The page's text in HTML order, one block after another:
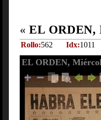
« EL ORDEN,
Rollo:562 Idx:1011
EL ORDEN,